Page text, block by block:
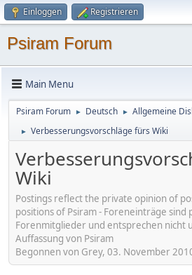
Einloggen Registrieren
Psiram Forum
Main Menu
Psiram Forum ► Deutsch ► Allgemeine
► Verbesserungsvorschläge fürs Wiki
Wiki
Postings reflect the private opinion of
positions of Psiram - Foreneinträge
Forenmitglieder und entsprechen nicht
Auffassung von Psiram
Begonnen von Grey, 03. November